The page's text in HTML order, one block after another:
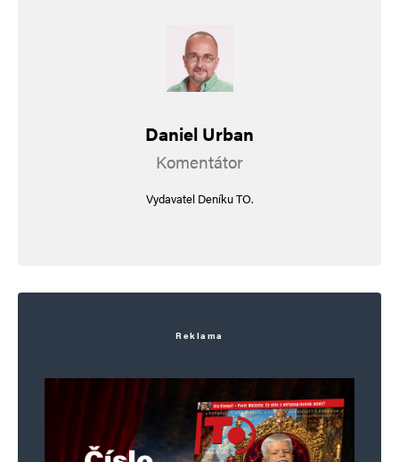
Trefa přímo do hnědého. Tam, kde nemají ani
potuchy, co je přednáška, a představují si místo
a chutné pomeje zdarma.
Pane Pšenáku, je zřejmé že vás náš časopis
i jeho redaktoři nadmíru iritují. Doporučuji
tedy náš časopis nečíst, nechodit na náš
Daniel Urban
Komentátor
Vydavatel Deníku TO.
Reklama